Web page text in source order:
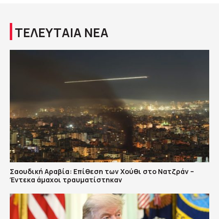
ΤΕΛΕΥΤΑΙΑ ΝΕΑ
Σαουδική Αραβία: Επίθεση των Χούθι στο Νατζράν –
Έντεκα άμαχοι τραυματίστηκαν